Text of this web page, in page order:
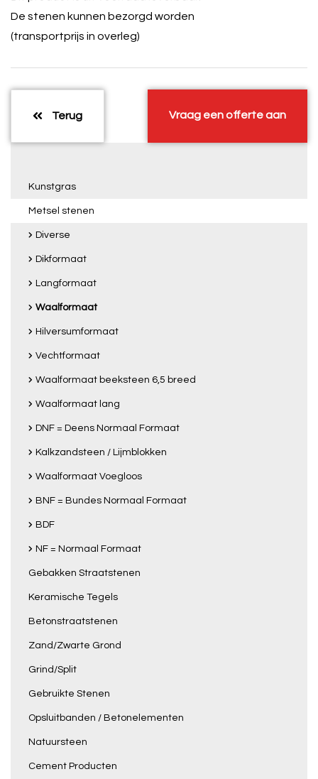
Kunstgras
Metsel stenen
Diverse
Dikformaat
Langformaat
Waalformaat
Hilversumformaat
Vechtformaat
Waalformaat beeksteen 6,5 breed
Waalformaat lang
DNF = Deens Normaal Formaat
Kalkzandsteen / Lijmblokken
Waalformaat Voegloos
BNF = Bundes Normaal Formaat
BDF
NF = Normaal Formaat
Gebakken Straatstenen
Keramische Tegels
Betonstraatstenen
Zand/Zwarte Grond
Grind/Split
Gebruikte Stenen
Opsluitbanden / Betonelementen
Natuursteen
Cement Producten
De stenen kunnen bezorgd worden
(transportprijs in overleg)
Terug Vraag een offerte aan